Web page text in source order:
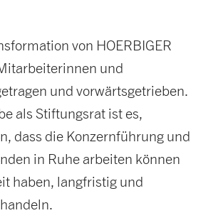
von HOERBIGER
und
und vorwärtsgetrieben.
als Stiftungsrat ist es,
dass die Konzernführung und
in Ruhe arbeiten können
haben, langfristig und